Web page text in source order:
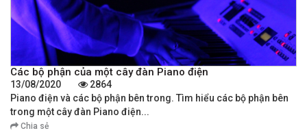
Các bộ phận của một cây đàn Piano điện
13/08/2020
2864
Piano điện và các bộ phận bên trong. Tìm hiểu các bộ phận bên
trong một cây đàn Piano điện...
Chia sẻ